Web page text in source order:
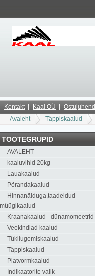
Kontakt Kaal OÜ
Ostujuhend
Avaleht
Täppiskaalud
TOOTEGRUPID
AVALEHT
kaaluvihid 20kg
Lauakaalud
Põrandakaalud
Hinnanäiduga,taadeldud
müügikaalud
Kraanakaalud - dünamomeetrid
Veekindlad kaalud
Tükilugemiskaalud
Täppiskaalud
Platvormkaalud
Indikaatorite valik